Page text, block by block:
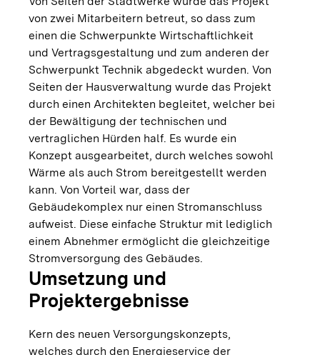
von zwei Mitarbeitern betreut, so dass zum
einen die Schwerpunkte Wirtschaftlichkeit
und Vertragsgestaltung und zum anderen der
Schwerpunkt Technik abgedeckt wurden. Von
Seiten der Hausverwaltung wurde das Projekt
durch einen Architekten begleitet, welcher bei
der Bewältigung der technischen und
vertraglichen Hürden half. Es wurde ein
Konzept ausgearbeitet, durch welches sowohl
Wärme als auch Strom bereitgestellt werden
kann. Von Vorteil war, dass der
Gebäudekomplex nur einen Stromanschluss
aufweist. Diese einfache Struktur mit lediglich
einem Abnehmer ermöglicht die gleichzeitige
Stromversorgung des Gebäudes.
Umsetzung und
Projektergebnisse
Kern des neuen Versorgungskonzepts,
welches durch den Energieservice der